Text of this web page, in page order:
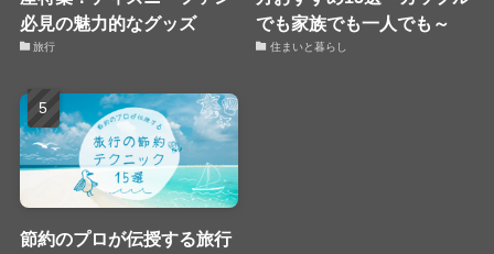
必見の魅力的なグッズ
旅行
でも家族でも一人でも～
住まいと暮らし
節約のプロが伝授する旅行